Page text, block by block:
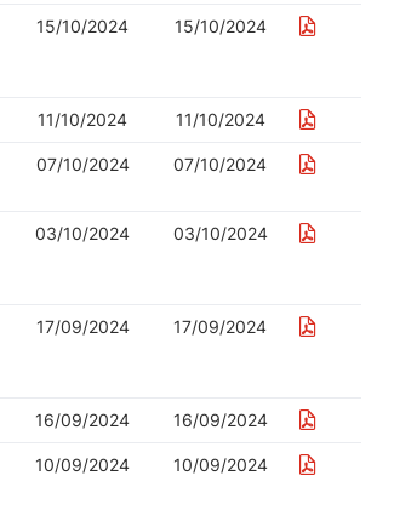
15/10/2024 15/10/2024
11/10/2024 11/10/2024
07/10/2024 07/10/2024
03/10/2024 03/10/2024
17/09/2024 17/09/2024
16/09/2024 16/09/2024
10/09/2024 10/09/2024